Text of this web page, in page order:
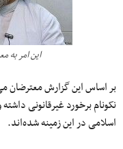
این امر به
بر اساس این گزارش معترضان
نکونام برخورد غیرقانونی
اسلامی در این زمینه شده‌اند.